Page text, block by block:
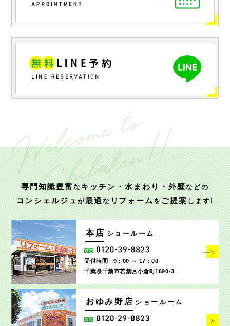
専門知識豊富なキッチン・水まわり・外壁などの
コンシェルジュが最適なリフォームをご提案します!
本店 ショールーム
受付時間
9：00 ～ 17：00
千葉県千葉市若葉区小倉町1690‐3
おゆみ野店 ショールーム